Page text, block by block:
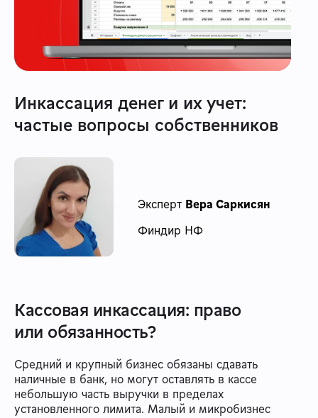
Инкассация денег и их учет:
частые вопросы собственников
Эксперт Вера Саркисян
Финдир НФ
Кассовая инкассация: право
или обязанность?
Средний и крупный бизнес обязаны сдавать
наличные в банк, но могут оставлять в кассе
небольшую часть выручки в пределах
установленного лимита. Малый и микробизнес